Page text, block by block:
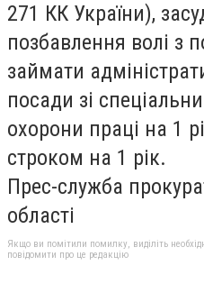
271 КК України),
позбавлення волі з
займати
посади зі
охорони праці на 1
строком на 1 рік.
Прес-служба
області
Якщо ви помітили помилку, виділіть
повідомити про це редакцію